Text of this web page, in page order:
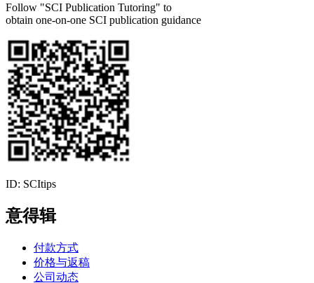
Follow "SCI Publication Tutoring" to
obtain one-on-one SCI publication guidance
ID: SCItips
意得辑
付款方式
价格与返稿
公司动态